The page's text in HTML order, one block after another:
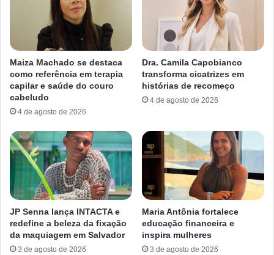
Maiza Machado se destaca
como referência em terapia
capilar e saúde do couro
cabeludo
4 de agosto de 2026
Dra. Camila Capobianco
transforma cicatrizes em
histórias de recomeço
4 de agosto de 2026
JP Senna lança INTACTA e
redefine a beleza da fixação
da maquiagem em Salvador
3 de agosto de 2026
Maria Antônia fortalece
educação financeira e
inspira mulheres
3 de agosto de 2026